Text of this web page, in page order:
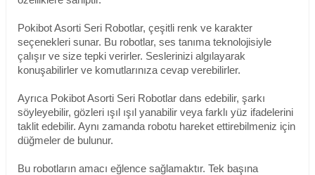
Pokibot Asorti Seri Robotlar, çeşitli renk ve karakter
seçenekleri sunar. Bu robotlar, ses tanıma teknolojisiyle
çalışır ve size tepki verirler. Seslerinizi algılayarak
konuşabilirler ve komutlarınıza cevap verebilirler.
Ayrıca Pokibot Asorti Seri Robotlar dans edebilir, şarkı
söyleyebilir, gözleri ışıl ışıl yanabilir veya farklı yüz ifadelerini
taklit edebilir. Aynı zamanda robotu hareket ettirebilmeniz için
düğmeler de bulunur.
Bu robotların amacı eğlence sağlamaktır. Tek başına